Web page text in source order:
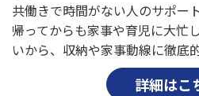
共働きで時間がない人のサポー
帰ってからも家事や育児に大忙
いから、収納や家事動線に徹底
詳細はこ